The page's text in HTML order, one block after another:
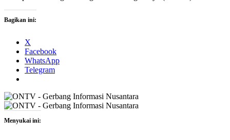
Bagikan ini:
X
Facebook
WhatsApp
Telegram
Menyukai ini: